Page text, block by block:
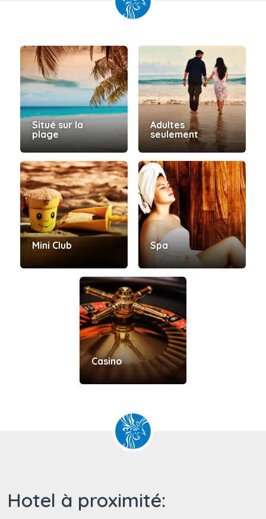
Situé sur la
plage
Adultes
seulement
Mini Club Spa
Casino
Hotel à proximité: